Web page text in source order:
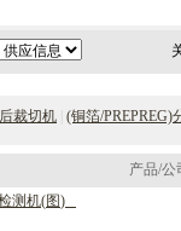
裁切机 (铜箔/PREPREG)
产品/公
测机(图)